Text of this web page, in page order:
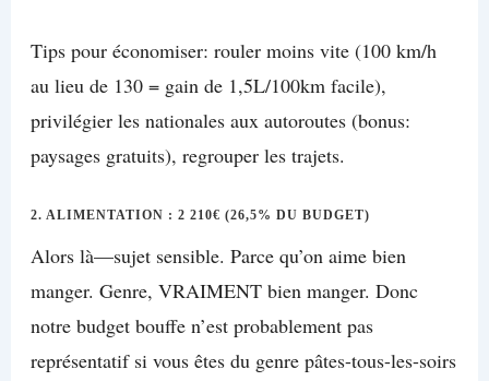
Tips pour économiser: rouler moins vite (100 km/h
au lieu de 130 = gain de 1,5L/100km facile),
privilégier les nationales aux autoroutes (bonus:
paysages gratuits), regrouper les trajets.
2. ALIMENTATION : 2 210€ (26,5% DU BUDGET)
Alors là—sujet sensible. Parce qu’on aime bien
manger. Genre, VRAIMENT bien manger. Donc
notre budget bouffe n’est probablement pas
représentatif si vous êtes du genre pâtes-tous-les-soirs